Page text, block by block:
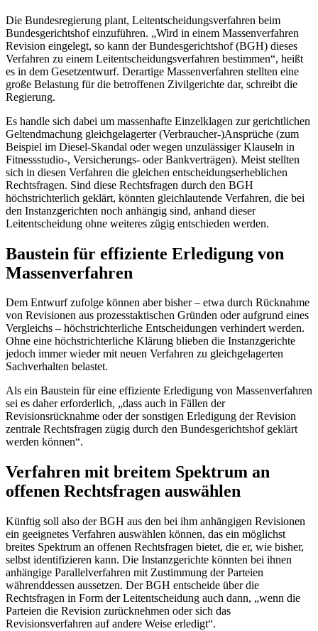
Die Bundesregierung plant, Leitentscheidungsverfahren beim
Bundesgerichtshof einzuführen. „Wird in einem Massenverfahren
Revision eingelegt, so kann der Bundesgerichtshof (BGH) dieses
Verfahren zu einem Leitentscheidungsverfahren bestimmen“, heißt
es in dem Gesetzentwurf. Derartige Massenverfahren stellten eine
große Belastung für die betroffenen Zivilgerichte dar, schreibt die
Regierung.
Es handle sich dabei um massenhafte Einzelklagen zur gerichtlichen
Geltendmachung gleichgelagerter (Verbraucher-)Ansprüche (zum
Beispiel im Diesel-Skandal oder wegen unzulässiger Klauseln in
Fitnessstudio-, Versicherungs- oder Bankverträgen). Meist stellten
sich in diesen Verfahren die gleichen entscheidungserheblichen
Rechtsfragen. Sind diese Rechtsfragen durch den BGH
höchstrichterlich geklärt, könnten gleichlautende Verfahren, die bei
den Instanzgerichten noch anhängig sind, anhand dieser
Leitentscheidung ohne weiteres zügig entschieden werden.
Baustein für effiziente Erledigung von
Massenverfahren
Dem Entwurf zufolge können aber bisher – etwa durch Rücknahme
von Revisionen aus prozesstaktischen Gründen oder aufgrund eines
Vergleichs – höchstrichterliche Entscheidungen verhindert werden.
Ohne eine höchstrichterliche Klärung blieben die Instanzgerichte
jedoch immer wieder mit neuen Verfahren zu gleichgelagerten
Sachverhalten belastet.
Als ein Baustein für eine effiziente Erledigung von Massenverfahren
sei es daher erforderlich, „dass auch in Fällen der
Revisionsrücknahme oder der sonstigen Erledigung der Revision
zentrale Rechtsfragen zügig durch den Bundesgerichtshof geklärt
werden können“.
Verfahren mit breitem Spektrum an
offenen Rechtsfragen auswählen
Künftig soll also der BGH aus den bei ihm anhängigen Revisionen
ein geeignetes Verfahren auswählen können, das ein möglichst
breites Spektrum an offenen Rechtsfragen bietet, die er, wie bisher,
selbst identifizieren kann. Die Instanzgerichte könnten bei ihnen
anhängige Parallelverfahren mit Zustimmung der Parteien
währenddessen aussetzen. Der BGH entscheide über die
Rechtsfragen in Form der Leitentscheidung auch dann, „wenn die
Parteien die Revision zurücknehmen oder sich das
Revisionsverfahren auf andere Weise erledigt“.